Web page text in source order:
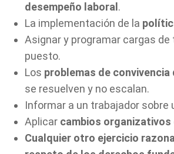
desempeño laboral .
La implementación de la
Asignar y programar cargas
puesto.
Los problemas de
se resuelven y no escalan.
Informar a un trabajador
Aplicar cambios
Cualquier otro ejercicio